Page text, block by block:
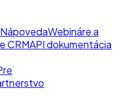
NápovedaWebináre a
CRMAPI dokumentácia